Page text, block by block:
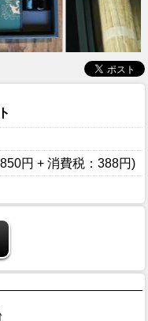
円 + 消費税：388円)